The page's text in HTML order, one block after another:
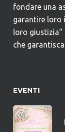
fondare una
garantire loro
loro giustizia”
che
EVENTI